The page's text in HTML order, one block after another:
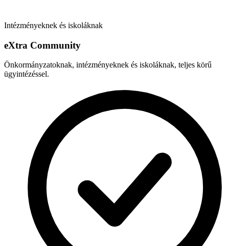
Intézményeknek és iskoláknak
eXtra Community
Önkormányzatoknak, intézményeknek és iskoláknak, teljes körű
ügyintézéssel.